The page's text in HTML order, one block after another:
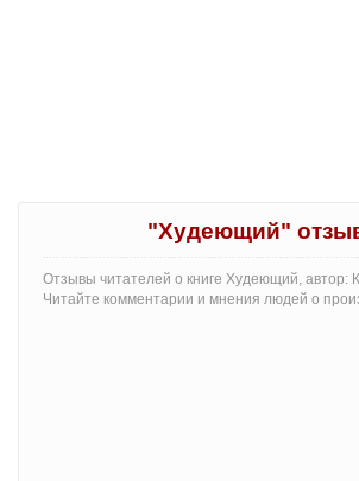
"Худеющий"
Отзывы читателей о книге Худеющий, автор:
Читайте комментарии и мнения людей о